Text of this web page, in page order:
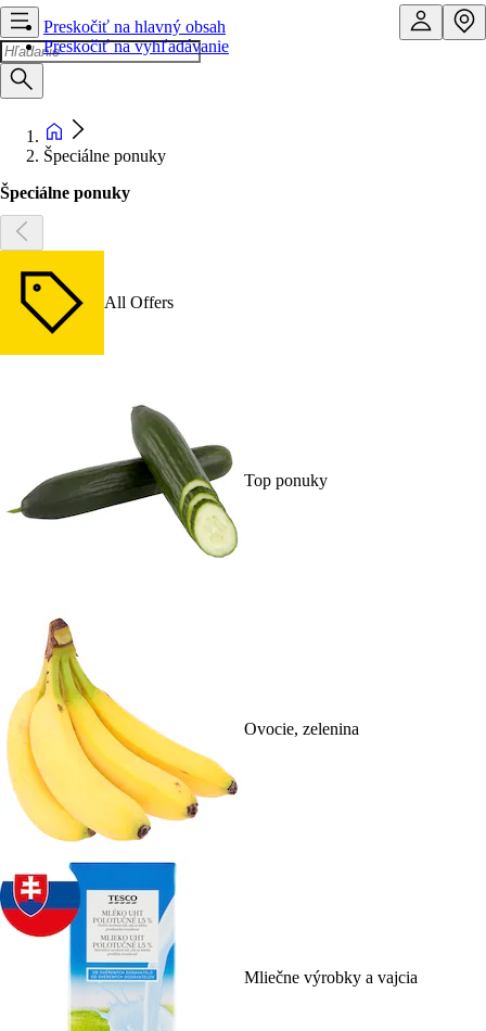
Preskočiť na hlavný obsah
Preskočiť na vyhľadávanie
Špeciálne ponuky
Špeciálne ponuky
All Offers
Top ponuky
Ovocie, zelenina
Mliečne výrobky a vajcia